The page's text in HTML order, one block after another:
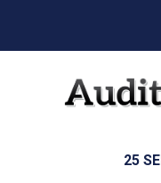
sub-
Aller
25